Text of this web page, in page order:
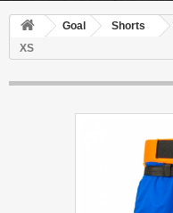
Goal Shorts
XS